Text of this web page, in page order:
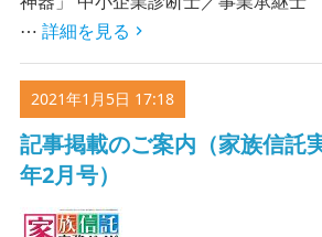
⋯ 詳細を見る
2021年1月5日 17:18
記事掲載のご案内（家族信託
年2月号）